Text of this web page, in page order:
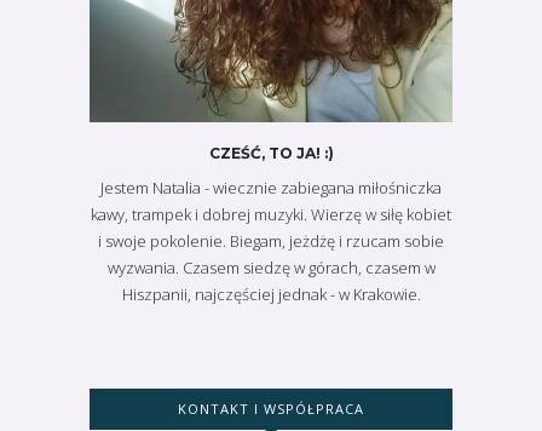
CZEŚĆ, TO JA! :)
Jestem Natalia - wiecznie zabiegana miłośniczka
kawy, trampek i dobrej muzyki. Wierzę w siłę kobiet
i swoje pokolenie. Biegam, jeżdżę i rzucam sobie
wyzwania. Czasem siedzę w górach, czasem w
Hiszpanii, najczęściej jednak - w Krakowie.
KONTAKT I WSPÓŁPRACA